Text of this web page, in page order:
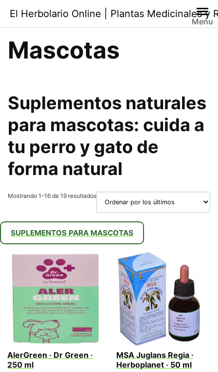
contenido
El Herbolario Online | Plantas Medicinales y
Menu
Mascotas
Suplementos naturales
para mascotas: cuida a
tu perro y gato de
forma natural
Mostrando 1–16 de 19 resultadosOrdenado
los
últimos
SUPLEMENTOS PARA MASCOTAS
AlerGreen · Dr Green ·
250 ml
MSA Juglans Regia ·
Herboplanet · 50 ml